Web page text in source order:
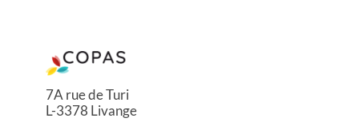
7A rue de Turi
L-3378 Livange